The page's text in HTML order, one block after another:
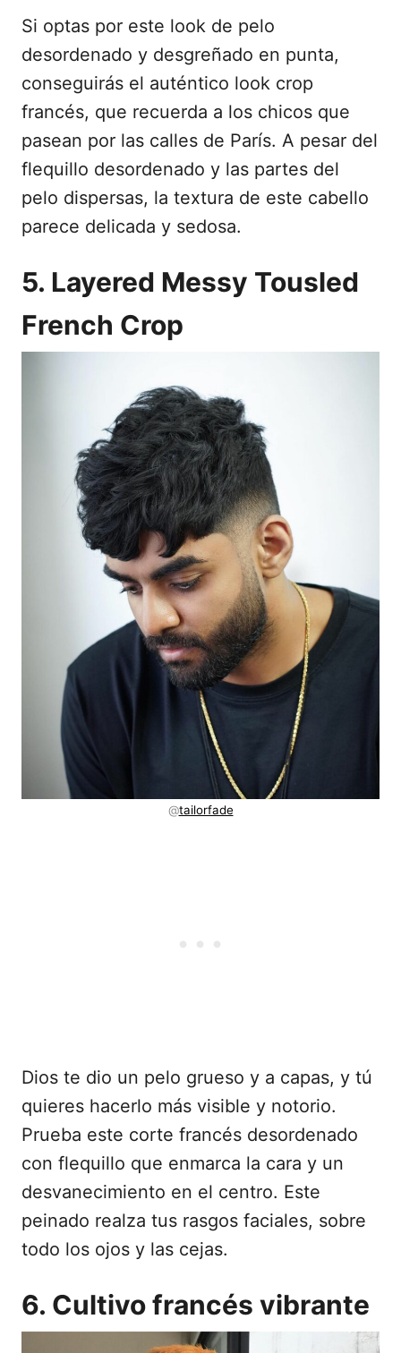
Si optas por este look de pelo
desordenado y desgreñado en punta,
conseguirás el auténtico look crop
francés, que recuerda a los chicos que
pasean por las calles de París. A pesar del
flequillo desordenado y las partes del
pelo dispersas, la textura de este cabello
parece delicada y sedosa.
5. Layered Messy Tousled
French Crop
@tailorfade
Dios te dio un pelo grueso y a capas, y tú
quieres hacerlo más visible y notorio.
Prueba este corte francés desordenado
con flequillo que enmarca la cara y un
desvanecimiento en el centro. Este
peinado realza tus rasgos faciales, sobre
todo los ojos y las cejas.
6. Cultivo francés vibrante